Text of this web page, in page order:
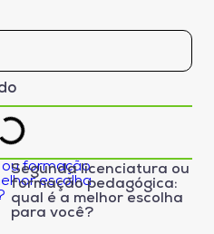
Segunda licenciatura ou
formação pedagógica:
qual é a melhor escolha
para você?